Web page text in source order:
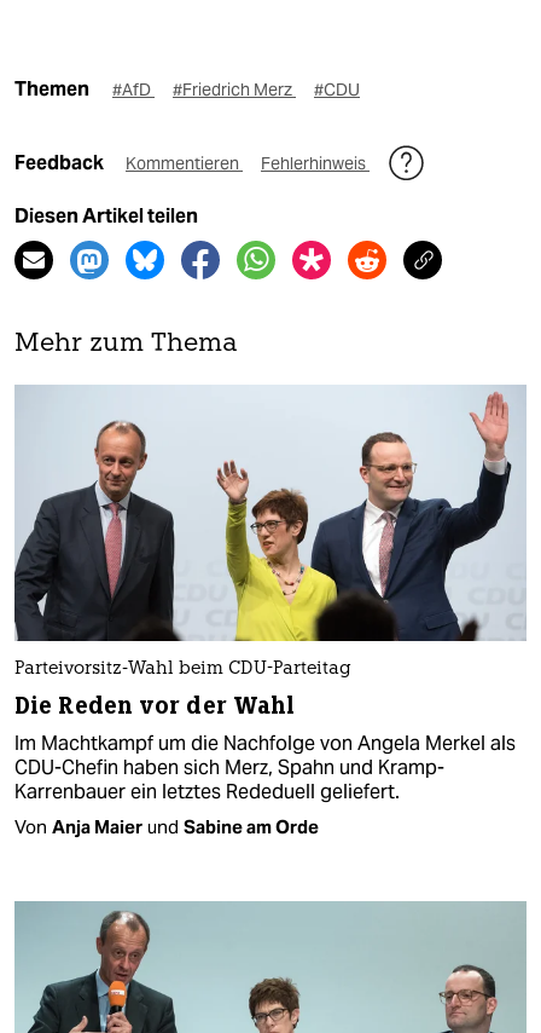
Themen #AfD #Friedrich Merz #CDU
Feedback Kommentieren Fehlerhinweis
Diesen Artikel teilen
Mehr zum Thema
Parteivorsitz-Wahl beim CDU-Parteitag
Die Reden vor der Wahl
Im Machtkampf um die Nachfolge von Angela Merkel als
CDU-Chefin haben sich Merz, Spahn und Kramp-
Karrenbauer ein letztes Rededuell geliefert.
Von Anja Maier und Sabine am Orde